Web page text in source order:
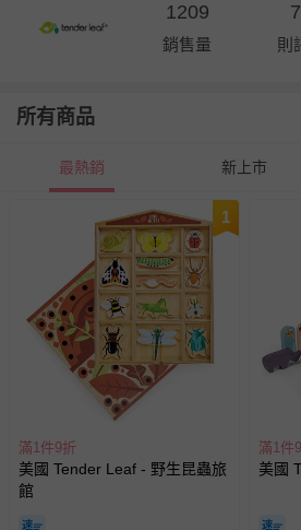
1209
銷售量 則
所有商品
最熱銷 新上市
1
滿1件9折
美國 Tender Leaf - 野生昆蟲旅
館
滿1件
美國